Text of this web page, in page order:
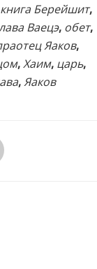
книга Берейшит,
Ваецэ, обет,
Яаков,
,Хаим, царь,
,Яаков